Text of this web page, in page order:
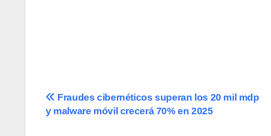
Navegación
de
Fraudes cibernéticos superan los 20 mil mdp
y malware móvil crecerá 70% en 2025